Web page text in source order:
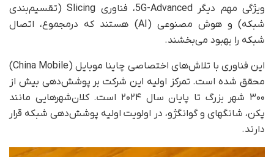
ویژگی مهم دیگر 5G-Advanced، فناوری Slicing (تقسیم‌بندی
شبکه) و هوش مصنوعی (AI) هستند که در‌مجموع، اتصال
شبکه را بهبود می‌بخشند.
این فناوری با تلاش‌های اختصاصی چاینا موبایل (China Mobile)
محقق شده است. تمرکز اولیه‌ این شرکت بر پوشش‌دهی بیش از
۳۰۰ شهر بزرگ تا پایان سال ۲۰۲۴ است. کلان‌شهرهایی مانند
پکن، شانگهای و گوانگژو، در اولویت اولیه‌ پوشش‌دهی شبکه قرار
دارند.